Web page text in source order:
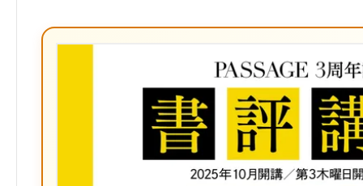
ク
マ
ー
ク